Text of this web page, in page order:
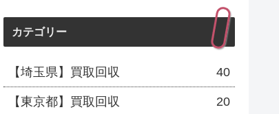
カテゴリー
【埼玉県】買取回収 40
【東京都】買取回収 20